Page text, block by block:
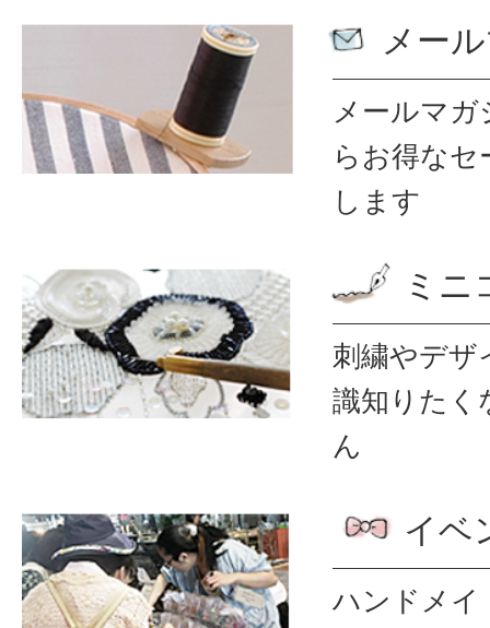
メー
メールマ
ら お得なセ
します
ミニ
刺繍やデザ
識知りたく
ん
イベ
ハンドメイ